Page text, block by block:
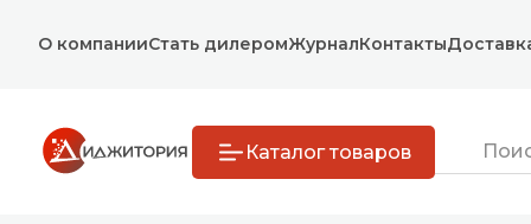
О компанииСтать дилеромЖурналКонтакты
Каталог товаров